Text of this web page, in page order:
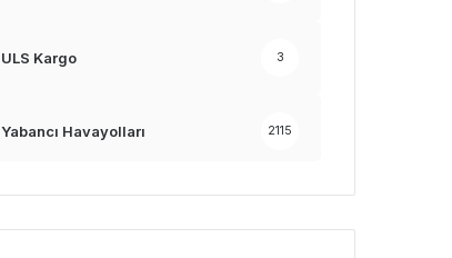
ULS Kargo 3
Yabancı Havayolları 2115